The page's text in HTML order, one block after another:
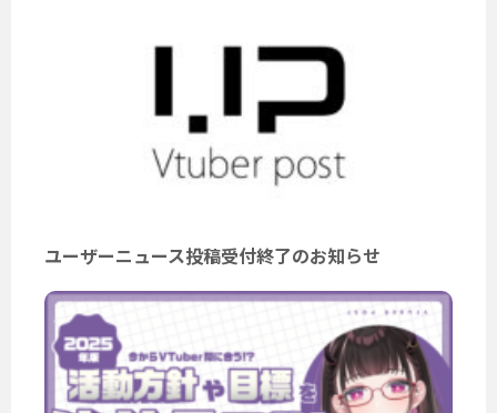
ユーザーニュース投稿受付終了のお知らせ